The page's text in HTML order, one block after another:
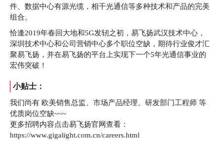
件、数据中心有源光缆，相干光通信等多种技术和产品的完美
组合。
恰逢2019年春回大地和5G发轫之初，易飞扬武汉技术中心，
深圳技术中心和公司营销中心多个职位空缺，期待行业俊才汇
聚易飞扬，并在易飞扬的平台上实现下一个5年光通信事业的
宏伟突破！
小贴士：
我们尚有 欧美销售总监、市场产品经理、研发部门工程师 等
优质岗位空缺~~~
更多招聘内容点击易飞扬官网查看：
https://www.gigalight.com.cn/careers.html